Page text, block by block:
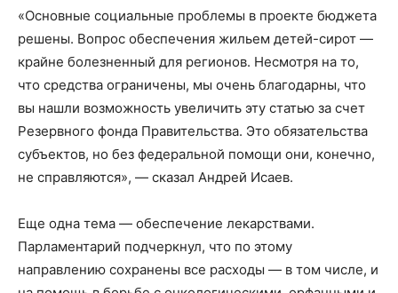
«Основные социальные проблемы в проекте бюджета
решены. Вопрос обеспечения жильем детей-сирот —
крайне болезненный для регионов. Несмотря на то,
что средства ограничены, мы очень благодарны, что
вы нашли возможность увеличить эту статью за счет
Резервного фонда Правительства. Это обязательства
субъектов, но без федеральной помощи они, конечно,
не справляются», — сказал Андрей Исаев.
Еще одна тема — обеспечение лекарствами.
Парламентарий подчеркнул, что по этому
направлению сохранены все расходы — в том числе, и